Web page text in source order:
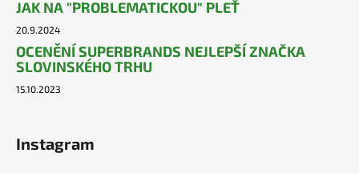
JAK NA "PROBLEMATICKOU" PLEŤ
20.9.2024
OCENĚNÍ SUPERBRANDS NEJLEPŠÍ ZNAČKA
SLOVINSKÉHO TRHU
15.10.2023
Instagram